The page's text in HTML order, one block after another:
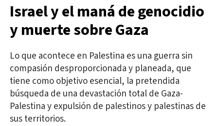
Israel y el maná de genocidio
y muerte sobre Gaza
Lo que acontece en Palestina es una guerra sin
compasión desproporcionada y planeada, que
tiene como objetivo esencial, la pretendida
búsqueda de una devastación total de Gaza-
Palestina y expulsión de palestinos y palestinas de
sus territorios.